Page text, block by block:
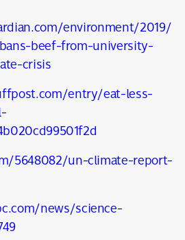
environment/2019/
beef-from-university-
crisis
entry/eat-less-
5648082/un-climate-report-
news/science-